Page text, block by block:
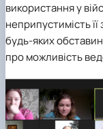
використання у
неприпустимість
будь-яких
про можливість